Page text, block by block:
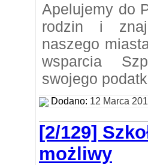
Apelujemy do
rodzin i
naszego
wsparcia
swojego
Dodano: 12 Marca
[2/129]
możliwy